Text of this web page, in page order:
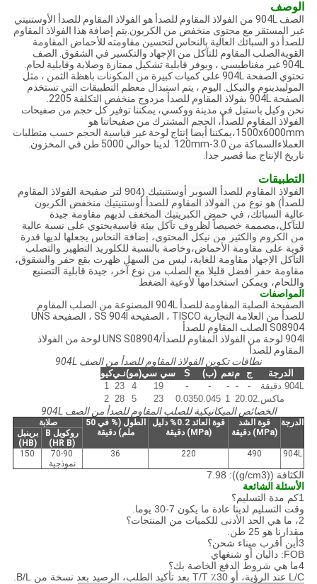
الوصف
الصف 904L من الفولاذ المقاوم للصدأ هو الفولاذ المقاوم للصدأ الأوستنيتي
غير المستقر مع محتوى منخفض من الكربون.يتم إضافة هذا الفولاذ المقاوم
للصدأ ذو السبائك العالية بالنحاس لتحسين مقاومته للأحماض المقاومة
القويةالصلب المقاوم للتآكل من الإجهاد والتكسير في الشقوق. الصف
904L غير مغناطيسي ، ويوفر قابلية تشكيل ممتازة وصلابة وقابلية لحام.
تحتوي الصفحة 904L على كميات كبيرة من المكونات باهظة الثمن ، مثل
الموليبدينوم والنيكل. اليوم ، يتم استبدال معظم التطبيقات التي تستخدم
الصفحة 904L بفولاذ المقاوم للصدأ مزدوج منخفض التكلفة 2205.
نحن وكيل باستيل في مدينة ووكسي، يمكننا توفير كل حجم من صفيحات
الفولاذ المقاوم للصدأ، الحجم المشترك من صفيحاتنا هو
1500x6000mm،يمكننا أيضا إنتاج لوحة غير قياسية الحجم حسب متطلبات
العملاءالسماكة من 3.0-120mm. لدينا حوالي 5000 طن في المخزون.
تاريخ الإنتاج منا قصير جدا.
التطبيقات
الفولاذ المقاوم للصدأ السوبر أوستنيتيك (904 لتر صفيحة الفولاذ المقاوم
للصدأ) هو نوع من الفولاذ المقاوم للصدأ أوستنيتيك منخفض الكربون
عالية السبائك، في حمض الكبريتيك المخفف لديهم مقاومة جيدة
للتآكل،مصممة خصيصاً لظروف تآكل بيئة قاسيةيحتوي على نسبة عالية
من الكروم والكثير من نيكل المحتوى، إضافة النحاس يجعلها لديها قدرة
قوية على مقاومة الأحماض،وخاصة بالنسبة للكلوريد التطهير والتصلب
التآكل الإجهاد مقاومة للغاية، ليس من السهل ظهرت بقع حفر والشقوق،
مقاومة حفر أفضل قليلا مع الصلب من نوع آخر، جيدة قابلية التصنيع
واللحام، ويمكن استخدامها لأوعية الضغط
المواصفات
الصفيحة الصلبة المقاومة للصدأ 904L المصنوعة من الصلب المقاوم
للصدأ من العلامة التجارية TISCO ، الصفيحة SS 904l ، الصفيحة UNS
S08904 الصلب المقاوم للصدأ
904l لوحة من الفولاذ المقاوم للصدأ/UNS S08904 لوحة من الفولاذ
المقاوم للصدأ
نطاقات تكوين الفولاذ المقاوم للصدأ من الصف 904L
الدرجة ج منعم (ب) S سي سي(مو)نـيكيو
904L دقيقة
ماكس.
-
0.02
-
2
-
1
-
0.045
-
0.035
19
23
4
5
23
28
1
2
الخصائص الميكانيكية للصلب المقاوم للصدأ من الصف 904L
الدرجة
قوة الشد
(MPa) دقيقة
قوة العائد 0.2% دليل
(MPa) دقيقة
الطول (% في 50
ملم) دقيقة
صلابة
روكويل B
(HR B)
برينيل
(HB)
904L
490
220
36
70-90
نموذجية
150
الكثافة ((g/cm3)): 7.98
الأسئلة الشائعة
1كم مدة التسليم؟
وقت التسليم لدينا عادة ما يكون 7-30 يوما.
2، ما هي الحد الأدنى للكميات من المنتجات؟
مقدارنا هو 25 طن.
3أين أقرب ميناء شحن؟
FOB: داليان أو شنغهاي
4ما هي شروط الدفع الخاصة بك؟
L/C عند الرؤية، أو 30٪ T/T بعد تأكيد الطلب، الرصيد بعد نسخة من B/L.